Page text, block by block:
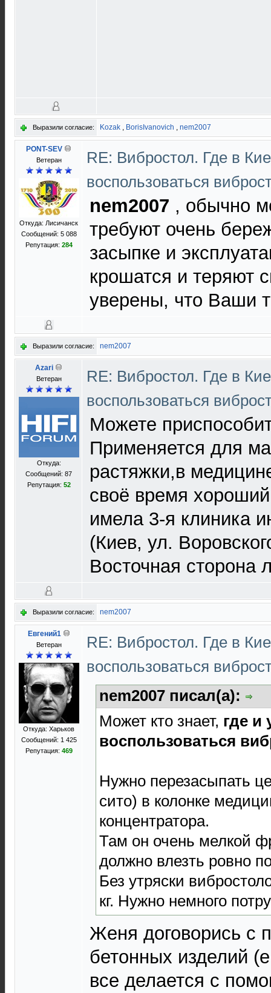
Выразили согласие: Kozak , BorisIvanovich , nem2007
PONT-SEV
Ветеран
Откуда: Лисичанск
Сообщений: 5 088
Репутация: 284
RE: Вибростол. Где в
воспользоваться
nem2007 , обычно
требуют очень
засыпке и
крошатся и теряют
уверены, что Ваши
Выразили согласие: nem2007
Azari
Ветеран
Откуда:
Сообщений: 87
Репутация: 52
RE: Вибростол. Где в
воспользоваться
Можете
Применяется для
растяжки,в
своё время
имела 3-я клиника
(Киев, ул.
Восточная сторона
Выразили согласие: nem2007
Евгений1
Ветеран
Откуда: Харьков
Сообщений: 1 425
Репутация: 469
RE: Вибростол. Где в
воспользоваться
nem2007 писал(а):
Может кто знает, где и
воспользоваться
Нужно перезасыпать
сито) в колонке
концентратора.
Там он очень мелкой
должно влезть ровно
Без утряски
кг. Нужно немного
Женя договорись с
бетонных изделий
все делается с